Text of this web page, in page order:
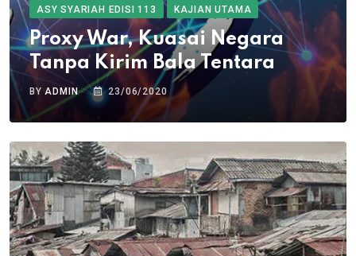
ASY SYARIAH EDISI 113 KAJIAN UTAMA
Proxy War, Kuasai Negara
Tanpa Kirim Bala Tentara
BYADMIN 23/06/2020